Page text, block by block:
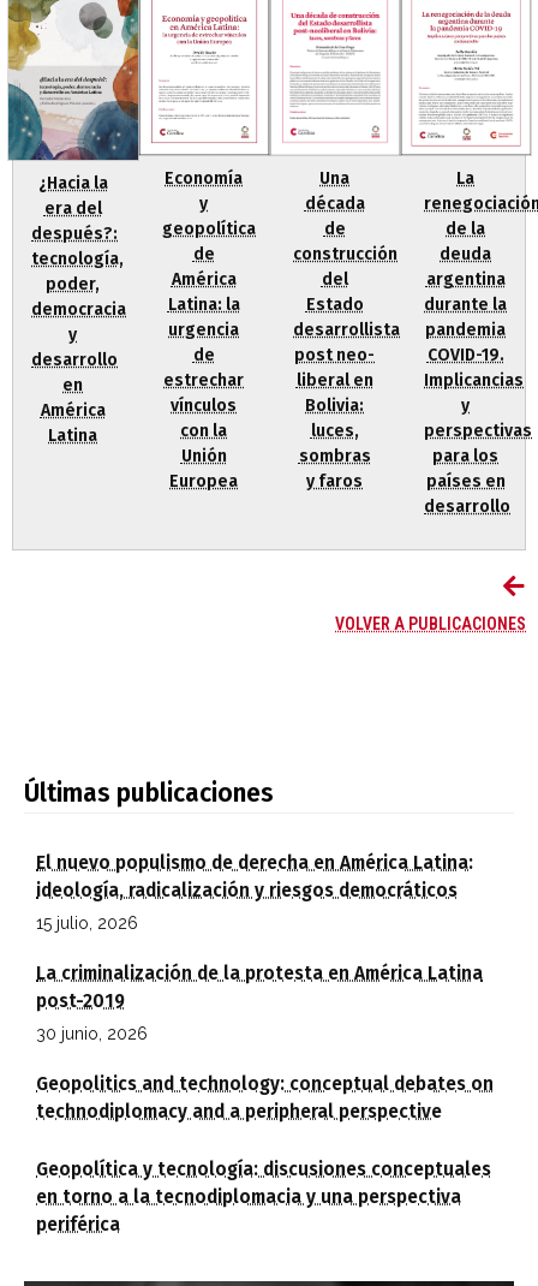
¿Hacia la
era del
después?:
tecnología,
poder,
democracia
y
desarrollo
en
América
Latina
Economía
y
geopolítica
de
América
Latina: la
urgencia
de
estrechar
vínculos
con la
Unión
Europea
Una
década
de
construcción
del
Estado
desarrollista
post neo-
liberal en
Bolivia:
luces,
sombras
y faros
La
de la
deuda
argentina
durante la
pandemia
COVID-19.
Implicancias
y
perspectivas
para los
países en
desarrollo
VOLVER A PUBLICACIONES
Últimas publicaciones
El nuevo populismo de derecha en América Latina:
ideología, radicalización y riesgos democráticos
15 julio, 2026
La criminalización de la protesta en América Latina
post-2019
30 junio, 2026
Geopolitics and technology: conceptual debates on
technodiplomacy and a peripheral perspective
Geopolítica y tecnología: discusiones conceptuales
en torno a la tecnodiplomacia y una perspectiva
periférica